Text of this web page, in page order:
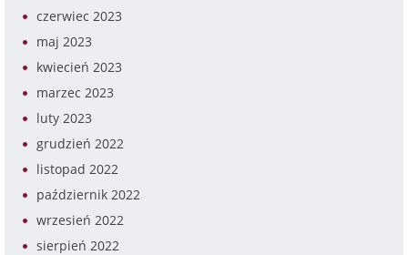
czerwiec 2023
maj 2023
kwiecień 2023
marzec 2023
luty 2023
grudzień 2022
listopad 2022
październik 2022
wrzesień 2022
sierpień 2022